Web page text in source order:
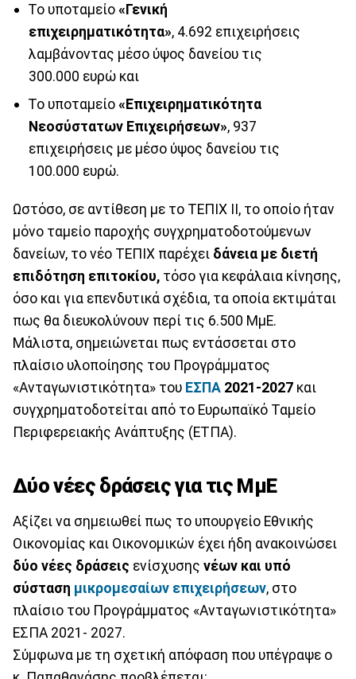
Το υποταμείο «Γενική
επιχειρηματικότητα», 4.692 επιχειρήσεις
λαμβάνοντας μέσο ύψος δανείου τις
300.000 ευρώ και
Το υποταμείο «Επιχειρηματικότητα
Νεοσύστατων Επιχειρήσεων», 937
επιχειρήσεις με μέσο ύψος δανείου τις
100.000 ευρώ.
Ωστόσο, σε αντίθεση με το ΤΕΠΙΧ ΙΙ, το οποίο ήταν
μόνο ταμείο παροχής συγχρηματοδοτούμενων
δανείων, το νέο ΤΕΠΙΧ παρέχει δάνεια με διετή
επιδότηση επιτοκίου, τόσο για κεφάλαια κίνησης,
όσο και για επενδυτικά σχέδια, τα οποία εκτιμάται
πως θα διευκολύνουν περί τις 6.500 ΜμΕ.
Μάλιστα, σημειώνεται πως εντάσσεται στο
πλαίσιο υλοποίησης του Προγράμματος
«Ανταγωνιστικότητα» του ΕΣΠΑ 2021-2027 και
συγχρηματοδοτείται από το Ευρωπαϊκό Ταμείο
Περιφερειακής Ανάπτυξης (ΕΤΠΑ).
Δύο νέες δράσεις για τις ΜμΕ
Αξίζει να σημειωθεί πως το υπουργείο Εθνικής
Οικονομίας και Οικονομικών έχει ήδη ανακοινώσει
δύο νέες δράσεις ενίσχυσης νέων και υπό
σύσταση μικρομεσαίων επιχειρήσεων, στο
πλαίσιο του Προγράμματος «Ανταγωνιστικότητα»
ΕΣΠΑ 2021- 2027.
Σύμφωνα με τη σχετική απόφαση που υπέγραψε ο